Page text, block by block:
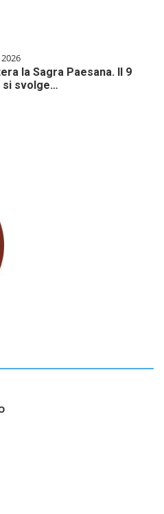
la Sagra Paesana. Il 9
si svolge…